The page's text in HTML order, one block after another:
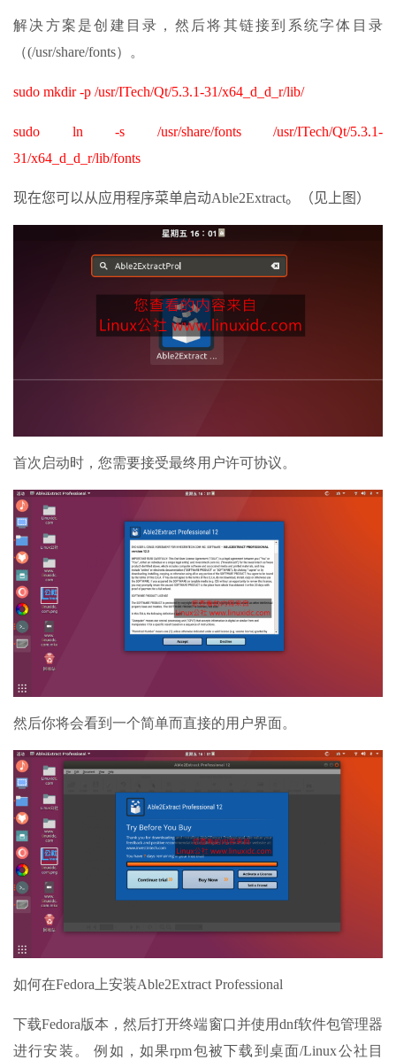
解决方案是创建目录，然后将其链接到系统字体目录
（(/usr/share/fonts）。
sudo mkdir -p /usr/ITech/Qt/5.3.1-31/x64_d_d_r/lib/
sudo ln -s /usr/share/fonts /usr/ITech/Qt/5.3.1-
31/x64_d_d_r/lib/fonts
现在您可以从应用程序菜单启动Able2Extract。（见上图）
首次启动时，您需要接受最终用户许可协议。
然后你将会看到一个简单而直接的用户界面。
如何在Fedora上安装Able2Extract Professional
下载Fedora版本，然后打开终端窗口并使用dnf软件包管理器
进行安装。 例如，如果rpm包被下载到桌面/Linux公社目